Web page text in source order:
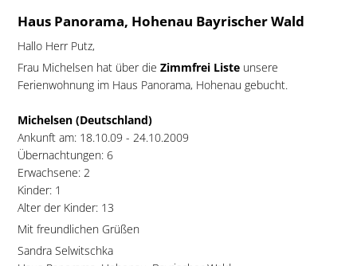
Haus Panorama, Hohenau Bayrischer Wald
Hallo Herr Putz,
Frau Michelsen hat über die Zimmfrei Liste unsere
Ferienwohnung im Haus Panorama, Hohenau gebucht.
Michelsen (Deutschland)
Ankunft am: 18.10.09 - 24.10.2009
Übernachtungen: 6
Erwachsene: 2
Kinder: 1
Alter der Kinder: 13
Mit freundlichen Grüßen
Sandra Selwitschka